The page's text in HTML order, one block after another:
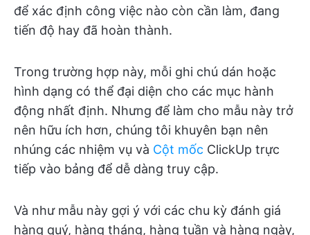
để xác định công việc nào còn cần làm, đang
tiến độ hay đã hoàn thành.
Trong trường hợp này, mỗi ghi chú dán hoặc
hình dạng có thể đại diện cho các mục hành
động nhất định. Nhưng để làm cho mẫu này trở
nên hữu ích hơn, chúng tôi khuyên bạn nên
nhúng các nhiệm vụ và Cột mốc ClickUp trực
tiếp vào bảng để dễ dàng truy cập.
Và như mẫu này gợi ý với các chu kỳ đánh giá
hàng quý, hàng tháng, hàng tuần và hàng ngày,